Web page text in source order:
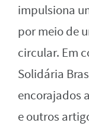
impulsiona
por meio de
circular. Em
Solidária
encorajados
e outros